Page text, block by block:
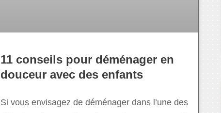
11 conseils pour déménager en
douceur avec des enfants
Si vous envisagez de déménager dans l’une des